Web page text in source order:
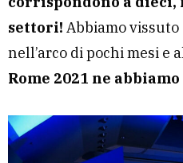
settori! Abbiamo
nell’arco di pochi mesi e
Rome 2021 ne